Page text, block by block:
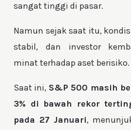
sangat tinggi di pasar.
Namun sejak saat itu,
stabil, dan investor
minat terhadap aset berisiko.
Saat ini, S&P 500 masih
3% di bawah rekor
pada 27 Januari,